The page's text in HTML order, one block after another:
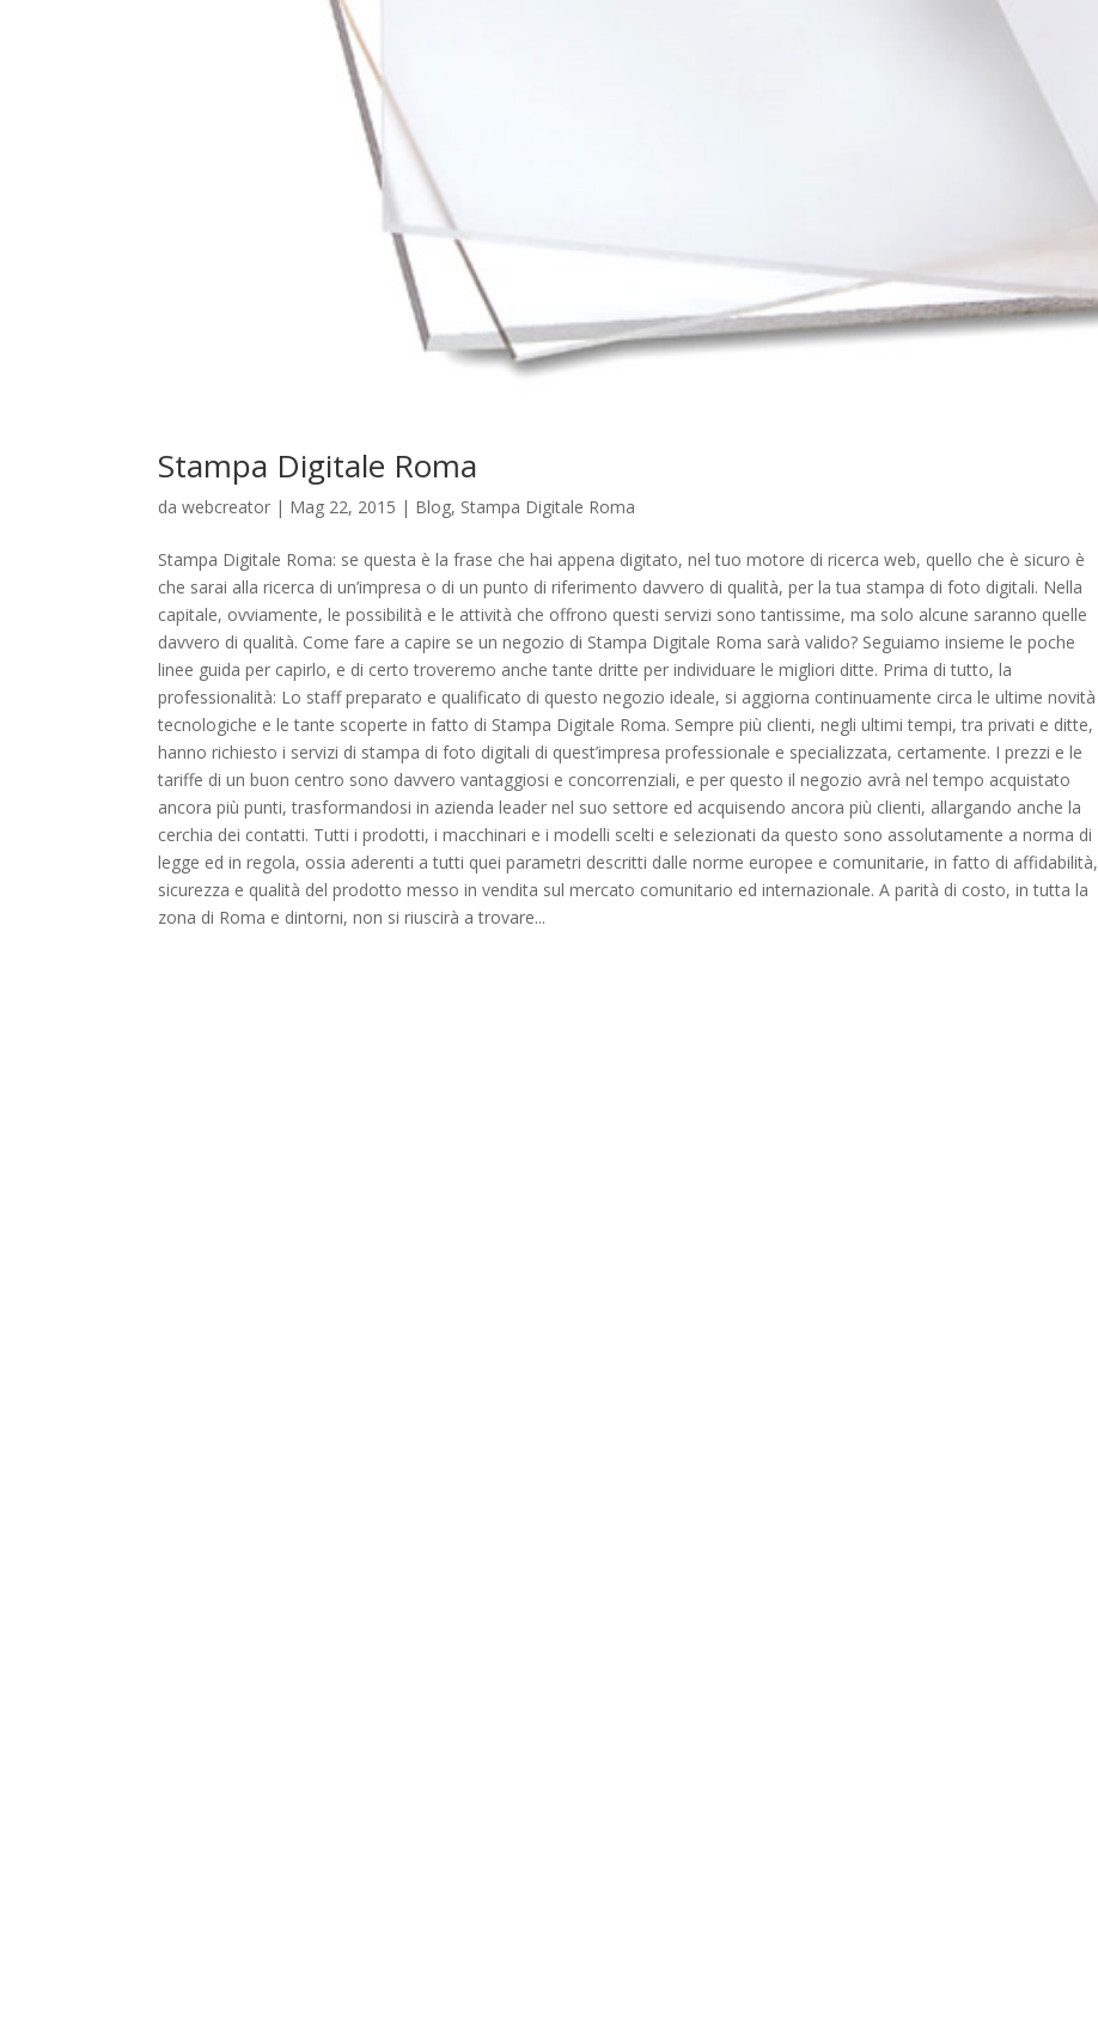
Stampa Digitale Roma
da webcreator | Mag 22, 2015 | Blog, Stampa Digitale Roma
Stampa Digitale Roma: se questa è la frase che hai appena digitato, nel tuo motore di ricerca web, quello che è sicuro è
che sarai alla ricerca di un’impresa o di un punto di riferimento davvero di qualità, per la tua stampa di foto digitali. Nella
capitale, ovviamente, le possibilità e le attività che offrono questi servizi sono tantissime, ma solo alcune saranno quelle
davvero di qualità. Come fare a capire se un negozio di Stampa Digitale Roma sarà valido? Seguiamo insieme le poche
linee guida per capirlo, e di certo troveremo anche tante dritte per individuare le migliori ditte. Prima di tutto, la
professionalità: Lo staff preparato e qualificato di questo negozio ideale, si aggiorna continuamente circa le ultime novità
tecnologiche e le tante scoperte in fatto di Stampa Digitale Roma. Sempre più clienti, negli ultimi tempi, tra privati e ditte,
hanno richiesto i servizi di stampa di foto digitali di quest’impresa professionale e specializzata, certamente. I prezzi e le
tariffe di un buon centro sono davvero vantaggiosi e concorrenziali, e per questo il negozio avrà nel tempo acquistato
ancora più punti, trasformandosi in azienda leader nel suo settore ed acquisendo ancora più clienti, allargando anche la
cerchia dei contatti. Tutti i prodotti, i macchinari e i modelli scelti e selezionati da questo sono assolutamente a norma di
legge ed in regola, ossia aderenti a tutti quei parametri descritti dalle norme europee e comunitarie, in fatto di affidabilità,
sicurezza e qualità del prodotto messo in vendita sul mercato comunitario ed internazionale. A parità di costo, in tutta la
zona di Roma e dintorni, non si riuscirà a trovare...